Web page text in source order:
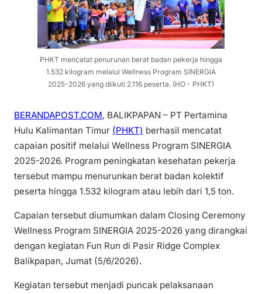
PHKT mencatat penurunan berat badan pekerja hingga
1.532 kilogram melalui Wellness Program SINERGIA
2025-2026 yang diikuti 2.116 peserta. (HO - PHKT)
BERANDAPOST.COM, BALIKPAPAN – PT Pertamina
Hulu Kalimantan Timur (PHKT) berhasil mencatat
capaian positif melalui Wellness Program SINERGIA
2025-2026. Program peningkatan kesehatan pekerja
tersebut mampu menurunkan berat badan kolektif
peserta hingga 1.532 kilogram atau lebih dari 1,5 ton.
Capaian tersebut diumumkan dalam Closing Ceremony
Wellness Program SINERGIA 2025-2026 yang dirangkai
dengan kegiatan Fun Run di Pasir Ridge Complex
Balikpapan, Jumat (5/6/2026).
Kegiatan tersebut menjadi puncak pelaksanaan